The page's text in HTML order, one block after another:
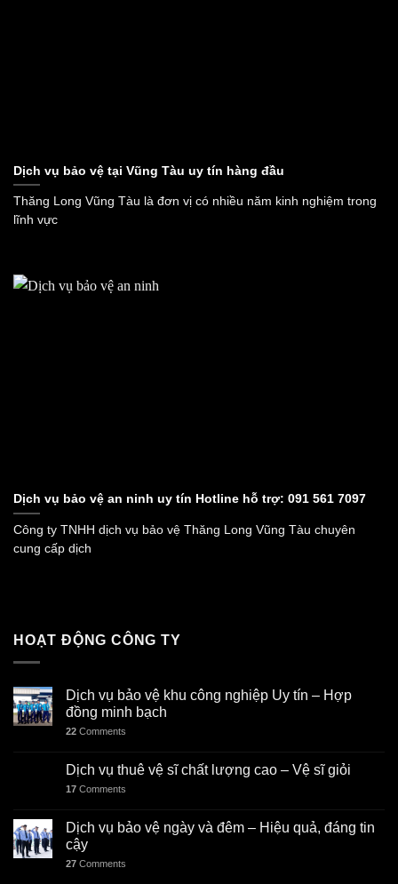
Dịch vụ bảo vệ tại Vũng Tàu uy tín hàng đầu
Thăng Long Vũng Tàu là đơn vị có nhiều năm kinh nghiệm trong
lĩnh vực
Dịch vụ bảo vệ an ninh uy tín Hotline hỗ trợ: 091 561 7097
Công ty TNHH dịch vụ bảo vệ Thăng Long Vũng Tàu chuyên
cung cấp dịch
HOẠT ĐỘNG CÔNG TY
Dịch vụ bảo vệ khu công nghiệp Uy tín – Hợp
đồng minh bạch
22 Comments
Dịch vụ thuê vệ sĩ chất lượng cao – Vệ sĩ giỏi
17 Comments
Dịch vụ bảo vệ ngày và đêm – Hiệu quả, đáng tin
cậy
27 Comments